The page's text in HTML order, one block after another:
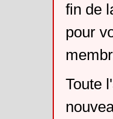
fin de
pour
Toute